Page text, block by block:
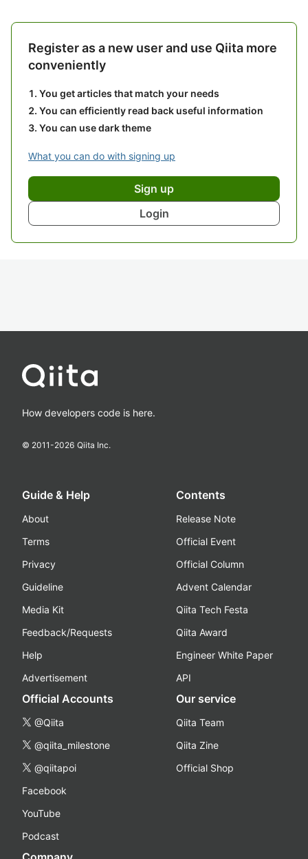
Register as a new user and use Qiita more
conveniently
You get articles that match your needs
You can efficiently read back useful information
You can use dark theme
What you can do with signing up
Sign up
Login
How developers code is here.
© 2011-2026 Qiita Inc.
Guide & Help
About
Terms
Privacy
Guideline
Media Kit
Feedback/Requests
Help
Advertisement
Contents
Release Note
Official Event
Official Column
Advent Calendar
Qiita Tech Festa
Qiita Award
Engineer White Paper
API
Official Accounts
@Qiita
@qiita_milestone
@qiitapoi
Facebook
YouTube
Podcast
Our service
Qiita Team
Qiita Zine
Official Shop